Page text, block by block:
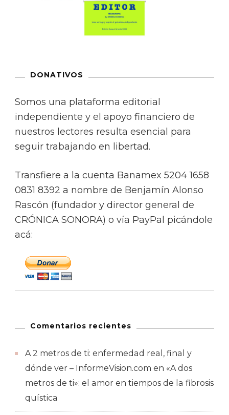
DONATIVOS
Somos una plataforma editorial
independiente y el apoyo financiero de
nuestros lectores resulta esencial para
seguir trabajando en libertad.
Transfiere a la cuenta Banamex 5204 1658
0831 8392 a nombre de Benjamín Alonso
Rascón (fundador y director general de
CRÓNICA SONORA) o vía PayPal picándole
acá:
Comentarios recientes
A 2 metros de ti: enfermedad real, final y
dónde ver – InformeVision.com en «A dos
metros de ti»: el amor en tiempos de la fibrosis
quística